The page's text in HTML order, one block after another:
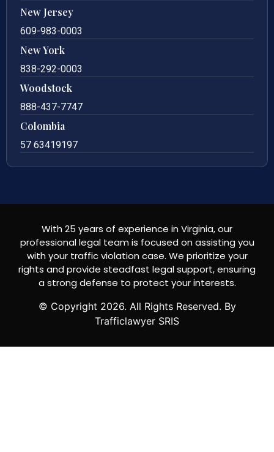
New Jersey
609-983-0003
New York
838-292-0003
Woodstock
888-437-7747
Colombia
57 63419197
With 25 years of experience in Virginia, our
professional legal team is focused on assisting you
with your traffic violation case. We prioritize your
rights and provide steadfast legal support, ensuring
a strong defense to protect your interests.
© Copyright 2026. All Rights Reserved. By
Trafficlawyer SRIS